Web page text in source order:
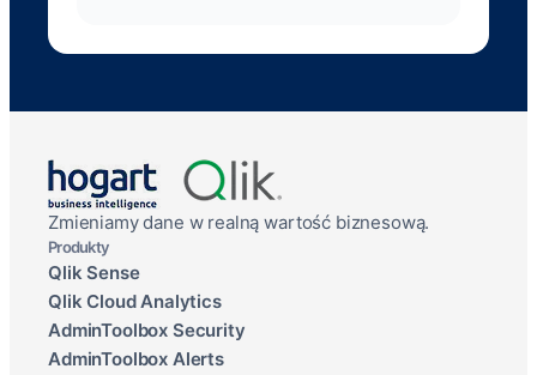
Zmieniamy dane w realną wartość biznesową.
Produkty
Qlik Sense
Qlik Cloud Analytics
AdminToolbox Security
AdminToolbox Alerts